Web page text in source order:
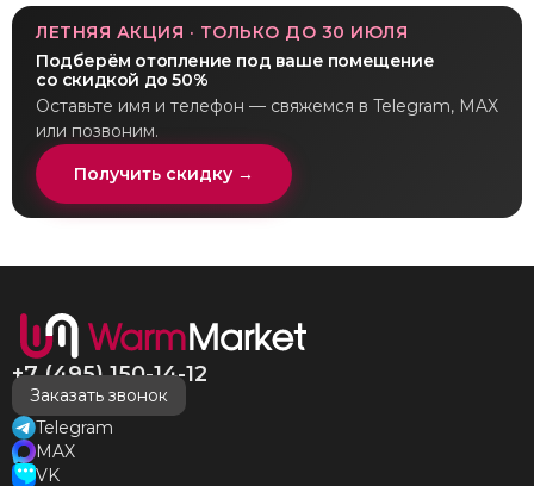
ЛЕТНЯЯ АКЦИЯ · ТОЛЬКО ДО 30 ИЮЛЯ
Подберём отопление под ваше помещение
со скидкой до 50%
Оставьте имя и телефон — свяжемся в Telegram, MAX
или позвоним.
Получить скидку →
+7 (495) 150-14-12
Заказать звонок
Telegram
MAX
VK